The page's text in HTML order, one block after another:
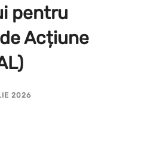
pentru
Acțiune
2026